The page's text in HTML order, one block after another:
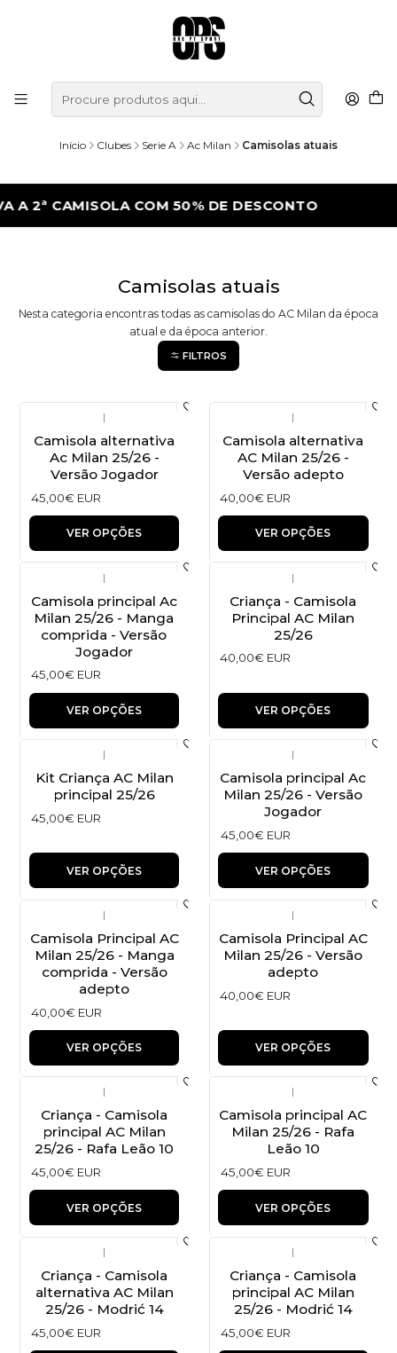
Início Clubes Serie A Ac Milan Camisolas atuais
CAMISOLA COM 50% DE DESCONTO
Camisolas atuais
Nesta categoria encontras todas as camisolas do AC Milan da época
atual e da época anterior.
FILTROS
|
Camisola alternativa
Ac Milan 25/26 -
Versão Jogador
45,00€ EUR
VER OPÇÕES
|
Camisola alternativa
AC Milan 25/26 -
Versão adepto
40,00€ EUR
VER OPÇÕES
|
Camisola principal Ac
Milan 25/26 - Manga
comprida - Versão
Jogador
45,00€ EUR
VER OPÇÕES
|
Criança - Camisola
Principal AC Milan
25/26
40,00€ EUR
VER OPÇÕES
Kit Criança AC Milan
principal 25/26
45,00€ EUR
VER OPÇÕES
Camisola principal Ac
Milan 25/26 - Versão
Jogador
45,00€ EUR
VER OPÇÕES
|
Camisola Principal AC
Milan 25/26 - Manga
comprida - Versão
adepto
40,00€ EUR
VER OPÇÕES
|
Camisola Principal AC
Milan 25/26 - Versão
adepto
40,00€ EUR
VER OPÇÕES
Criança - Camisola
principal AC Milan
25/26 - Rafa Leão 10
45,00€ EUR
VER OPÇÕES
Camisola principal AC
Milan 25/26 - Rafa
Leão 10
45,00€ EUR
VER OPÇÕES
|
Criança - Camisola
alternativa AC Milan
25/26 - Modrić 14
45,00€ EUR
|
Criança - Camisola
principal AC Milan
25/26 - Modrić 14
45,00€ EUR